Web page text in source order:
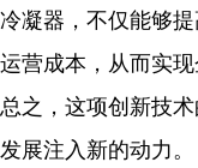
冷凝器，不仅能够
运营成本，从而实现
总之，这项创新技
发展注入新的动力。